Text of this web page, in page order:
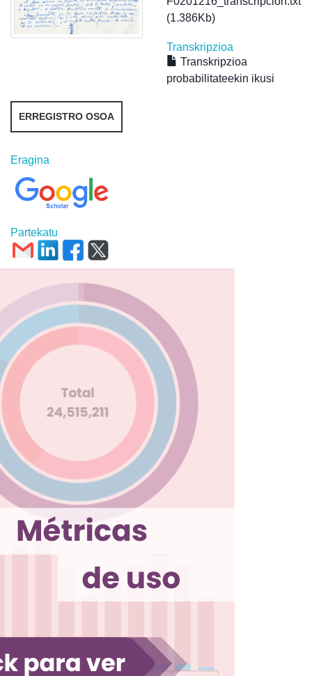
(1.386Kb)
Transkripzioa
Transkripzioa
probabilitateekin ikusi
ERREGISTRO OSOA
Eragina
Partekatu